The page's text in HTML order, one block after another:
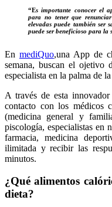
“Es importante conocer el
para no tener que
elevadas puede también ser
puede ser beneficioso para la
En mediQuo,una App de
semana, buscan el ojetivo
especialista en la palma de
A través de esta
contacto con los médicos
(medicina general y
piscología, especialistas en
farmacia, medicina
ilimitada y recibir las
minutos.
¿Qué alimentos
dieta?